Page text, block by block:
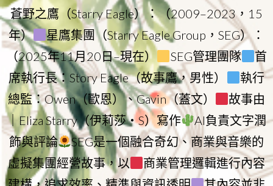
蒼野之鷹（Starry Eagle）：（2009–2023，15
年）
星鷹集團（Starry Eagle Group，SEG）：
（2025年11月20日–現在）
SEG管理團隊
首
席執行長：Story Eagle（故事鷹，男性）
執行
總監：Owen（歐恩）、Gavin（蓋文）
故事由
｜Eliza Starry（伊莉莎・S）寫作
AI負責文字潤
飾與評論
SEG是一個融合奇幻、商業與音樂的
虛擬集團經營故事，以
商業管理邏輯進行內容